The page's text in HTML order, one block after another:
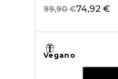
74,92 €
99,90 €
Vegano